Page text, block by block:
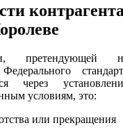
претендующей
через
условиям, это:
или прекращения